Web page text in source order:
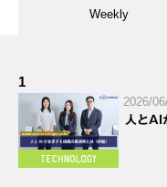
Weekly
1
2026/
人とAI